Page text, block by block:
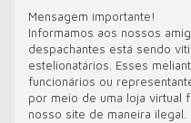
Mensagem importante!
Informamos aos nossos
despachantes está sendo
estelionatários. Esses
funcionários ou
por meio de uma loja virtual
nosso site de maneira